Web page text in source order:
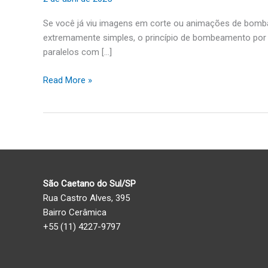
Se você já viu imagens em corte ou animações de
extremamente simples, o princípio de bombeamento
paralelos com […]
interna?
Read More »
São Caetano do Sul/SP
Rua Castro Alves, 395
Bairro Cerâmica
+55 (11) 4227-9797